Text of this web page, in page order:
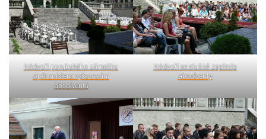
Nádvoří porubského zámečku
opět místem vyřazování
absolventů
Nádvoří se slušně zaplnilo
absolventy